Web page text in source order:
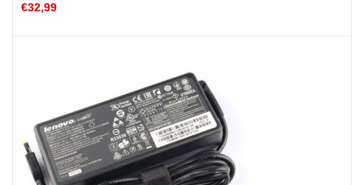
€32,99